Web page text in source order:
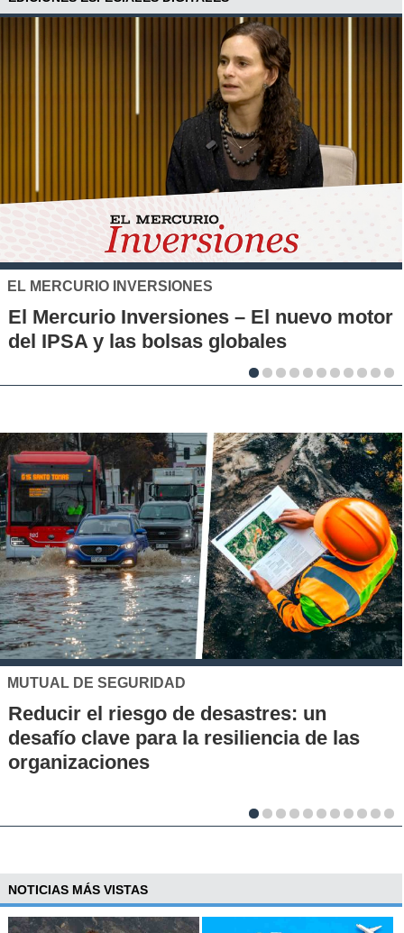
– El nuevo motor
globales
SANTO TOMÁS
Municipales
la innovación en
desastres: un
la resiliencia de las
Los 70 años de
la UC: Conoce
NOTICIAS MÁS VISTAS